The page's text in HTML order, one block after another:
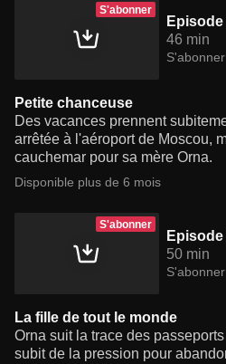
S'abonner
Episode
46 min
S'abonner
Petite chanceuse
Des vacances prennent
arrêtée à l'aéroport de Moscou,
cauchemar pour sa mère Orna.
Disponible plus de 6 mois
S'abonner
Episode
50 min
S'abonner
La fille de tout le monde
Orna suit la trace des
subit de la pression pour